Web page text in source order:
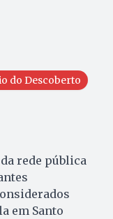
do Descoberto
rede pública
em Santo